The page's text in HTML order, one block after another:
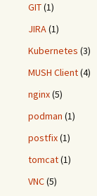
GIT(1)
JIRA(1)
Kubernetes (3)
MUSH Client(4)
nginx(5)
podman (1)
postfix(1)
tomcat(1)
VNC(5)